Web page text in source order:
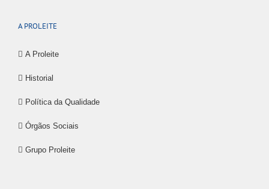
A PROLEITE
A Proleite
Historial
Política da Qualidade
Órgãos Sociais
Grupo Proleite